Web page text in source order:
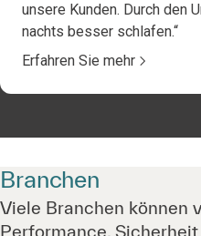
unsere Kunden. Durch den
nachts besser schlafen.“
Erfahren Sie mehr
Branchen
Viele Branchen können
Performance,